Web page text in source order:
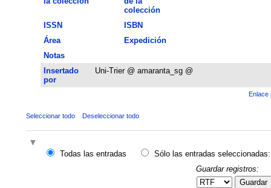
colección
ISSN
ISBN
Área
Expedición
Notas
Insertado
por
Uni-Trier @ amaranta_sg @
Enlace
Seleccionar todo Deseleccionar todo
Todas las entradas
Sólo las entradas seleccionadas:
Guardar registros:
Guardar